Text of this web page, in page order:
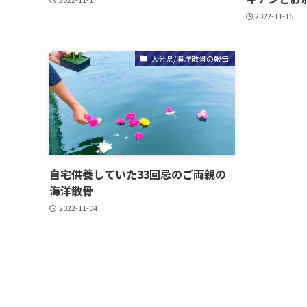
2022-11-15
大分県/海洋散骨の報告
自宅供養していた​33回忌の​ご両親の​
海洋散骨
2022-11-04